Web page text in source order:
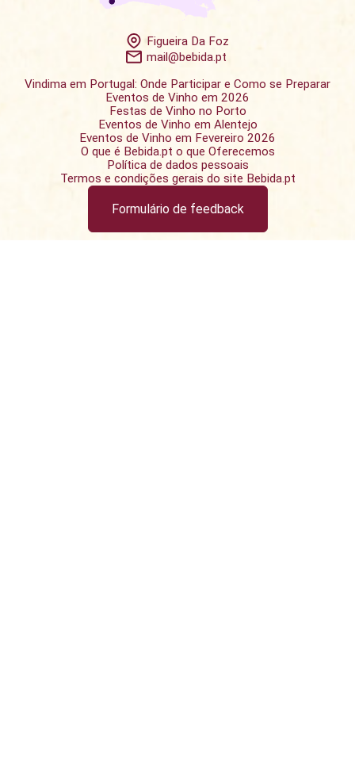
Figueira Da Foz
mail@bebida.pt
Vindima em Portugal: Onde Participar e Como se Preparar
Eventos de Vinho em 2026
Festas de Vinho no Porto
Eventos de Vinho em Alentejo
Eventos de Vinho em Fevereiro 2026
O que é Bebida.pt o que Oferecemos
Política de dados pessoais
Termos e condições gerais do site Bebida.pt
Formulário de feedback